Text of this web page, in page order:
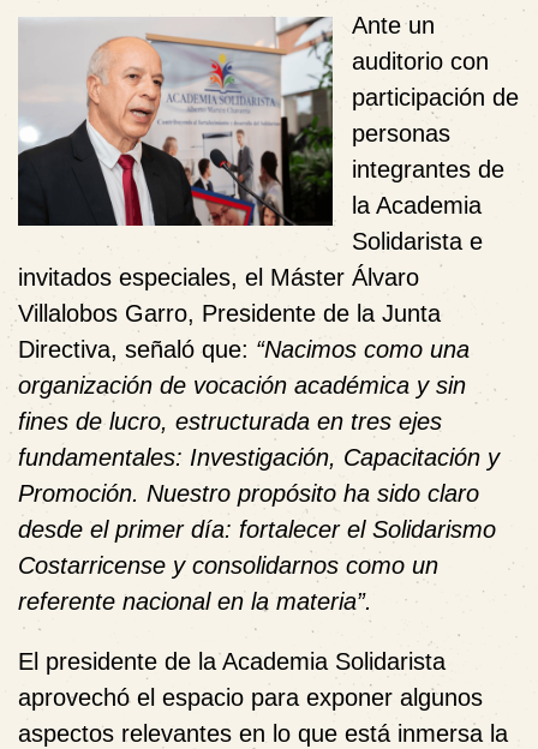
Ante un
auditorio con
participación de
personas
integrantes de
la Academia
Solidarista e
invitados especiales, el Máster Álvaro
Villalobos Garro, Presidente de la Junta
Directiva, señaló que: “Nacimos como una
organización de vocación académica y sin
fines de lucro, estructurada en tres ejes
fundamentales: Investigación, Capacitación y
Promoción. Nuestro propósito ha sido claro
desde el primer día: fortalecer el Solidarismo
Costarricense y consolidarnos como un
referente nacional en la materia”.
El presidente de la Academia Solidarista
aprovechó el espacio para exponer algunos
aspectos relevantes en lo que está inmersa la